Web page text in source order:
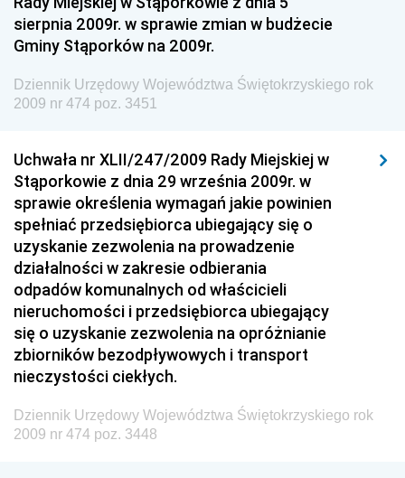
Dziennik Urzędowy Ministra Gospodarki Morskiej i
Żeglugi Śródlądowej
Dziennik Urzędowy Ministra Energii
Dziennik Urzędowy Ministra Finansów
Dziennik Urzędowy Ministra Rozwoju i Finansów
Dziennik Urzędowy Wyższego Urzędu Górniczego
Dziennik Urzędowy Prezesa Urzędu Transportu
Kolejowego
Dziennik Urzędowy Ministra Przedsiębiorczości i
Technologii
Dziennik Urzędowy Ministra Inwestycji i Rozwoju
Dziennik Urzędowy Naczelnego Dyrektora Archiwów
Państwowych
Dziennik Urzędowy Ministra Finansów, Inwestycji i
Rozwoju
sierpnia 2009r. w sprawie zmian w budżecie
Gminy Stąporków na 2009r.
Dziennik Urzędowy Województwa Świętokrzyskiego rok
2009 nr 474 poz. 3451
Uchwała nr XLII/247/2009 Rady Miejskiej w
Stąporkowie z dnia 29 września 2009r. w
sprawie określenia wymagań jakie powinien
spełniać przedsiębiorca ubiegający się o
uzyskanie zezwolenia na prowadzenie
działalności w zakresie odbierania
odpadów komunalnych od właścicieli
nieruchomości i przedsiębiorca ubiegający
się o uzyskanie zezwolenia na opróżnianie
zbiorników bezodpływowych i transport
nieczystości ciekłych.
Dziennik Urzędowy Województwa Świętokrzyskiego rok
2009 nr 474 poz. 3448